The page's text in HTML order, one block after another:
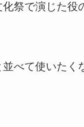
化祭で演じた役
並べて使いたく